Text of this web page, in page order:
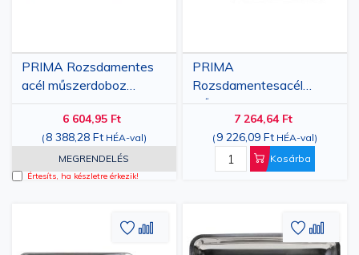
PRIMA Rozsdamentes
acél műszerdoboz
30x15x4 cm
fogantyúval6 604,95 Ft
(8 388,28 Ft HÉA-val)
MEGRENDELÉS
Értesíts, ha készletre érkezik!
PRIMA
Rozsdamentesacél
műszerdoboz 32x16x6
cm fogantyúval
7 264,64 Ft
( 9 226,09 Ft HÉA-val)
Kosárba
Hozzáadás
Hozzáadás
a az